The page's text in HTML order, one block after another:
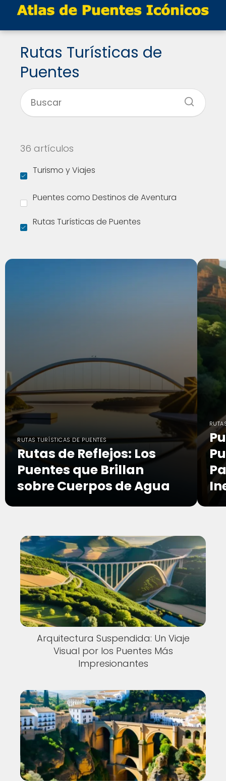
Rutas Turísticas de
Puentes
36 artículos
Turismo y Viajes
Puentes como Destinos de Aventura
Rutas Turísticas de Puentes
RUTAS TURÍSTICAS DE PUENTES
Rutas de Reflejos: Los
Puentes que Brillan
sobre Cuerpos de Agua
Arquitectura Suspendida: Un Viaje
Visual por los Puentes Más
Impresionantes